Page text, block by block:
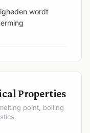
wordt
Properties
point, boiling